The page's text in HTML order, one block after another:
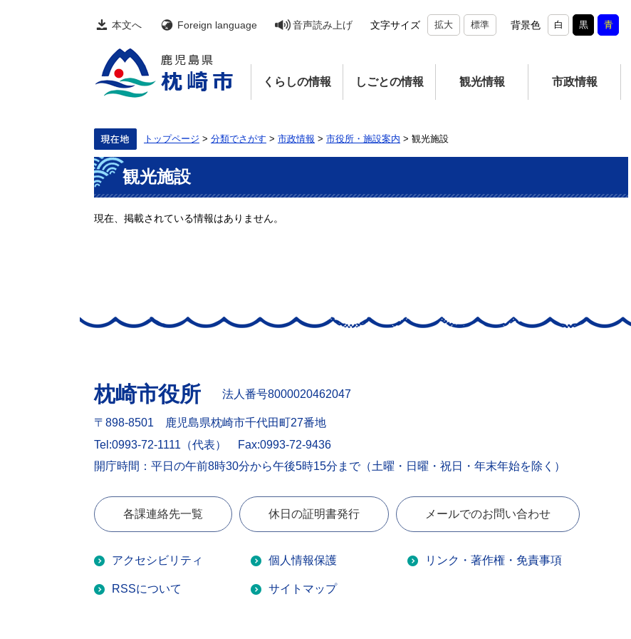
本文へ Foreign language 音声読み上げ 文字サイズ 拡大 標準 背景色 白 黒 青
くらしの情報 しごとの情報 観光情報 市政情報
トップページ > 分類でさがす > 市政情報 > 市役所・施設案内 > 観光施設
本
文
観光施設
現在、掲載されている情報はありません。
枕崎市役所 法人番号8000020462047
〒898-8501 鹿児島県枕崎市千代田町27番地
Tel:0993-72-1111（代表）
Fax:0993-72-9436
開庁時間：平日の午前8時30分から午後5時15分まで（土曜・日曜・祝日・年末年始を除く）
各課連絡先一覧 休日の証明書発行 メールでのお問い合わせ
アクセシビリティ 個人情報保護 リンク・著作権・免責事項
RSSについて サイトマップ